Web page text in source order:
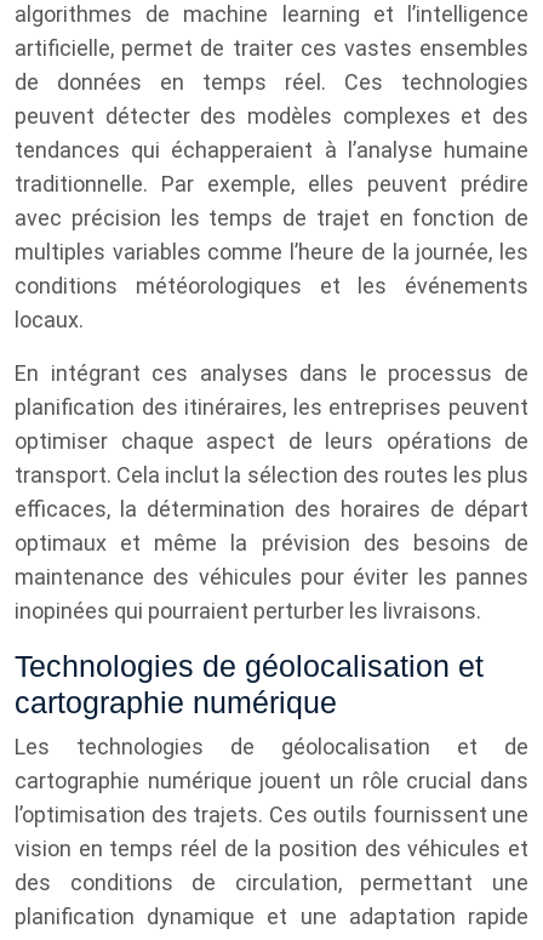
algorithmes de machine learning et l’intelligence
artificielle, permet de traiter ces vastes ensembles
de données en temps réel. Ces technologies
peuvent détecter des modèles complexes et des
tendances qui échapperaient à l’analyse humaine
traditionnelle. Par exemple, elles peuvent prédire
avec précision les temps de trajet en fonction de
multiples variables comme l’heure de la journée, les
conditions météorologiques et les événements
locaux.
En intégrant ces analyses dans le processus de
planification des itinéraires, les entreprises peuvent
optimiser chaque aspect de leurs opérations de
transport. Cela inclut la sélection des routes les plus
efficaces, la détermination des horaires de départ
optimaux et même la prévision des besoins de
maintenance des véhicules pour éviter les pannes
inopinées qui pourraient perturber les livraisons.
Technologies de géolocalisation et
cartographie numérique
Les technologies de géolocalisation et de
cartographie numérique jouent un rôle crucial dans
l’optimisation des trajets. Ces outils fournissent une
vision en temps réel de la position des véhicules et
des conditions de circulation, permettant une
planification dynamique et une adaptation rapide